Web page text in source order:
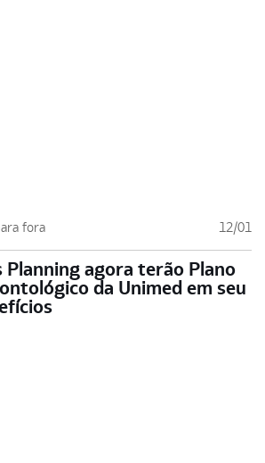
fora 12/01
Planning agora terão Plano
da Unimed em seu